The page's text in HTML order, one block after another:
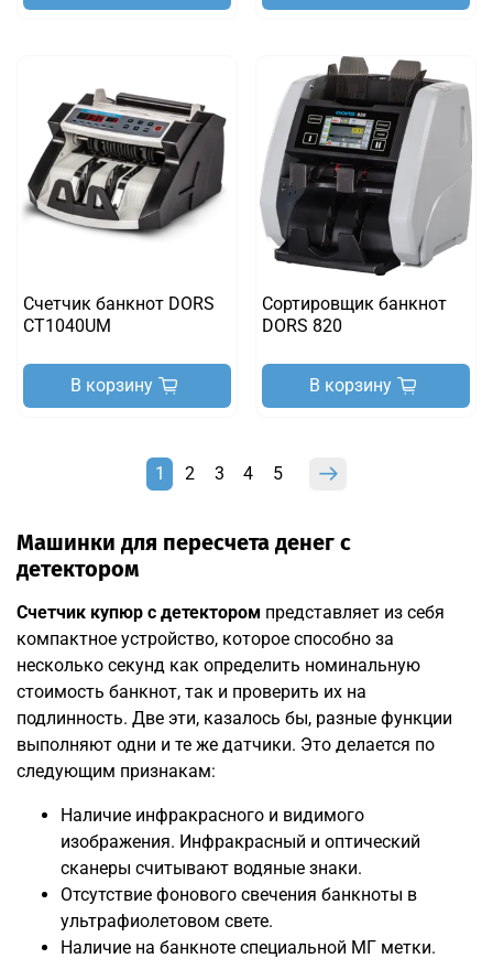
Счетчик банкнот DORS
CT1040UM
В корзину
Cортировщик банкнот
DORS 820
В корзину
1 2 3 4 5
Машинки для пересчета денег с
детектором
Счетчик купюр с детектором представляет из себя
компактное устройство, которое способно за
несколько секунд как определить номинальную
стоимость банкнот, так и проверить их на
подлинность. Две эти, казалось бы, разные функции
выполняют одни и те же датчики. Это делается по
следующим признакам:
Наличие инфракрасного и видимого
изображения. Инфракрасный и оптический
сканеры считывают водяные знаки.
Отсутствие фонового свечения банкноты в
ультрафиолетовом свете.
Наличие на банкноте специальной МГ метки.